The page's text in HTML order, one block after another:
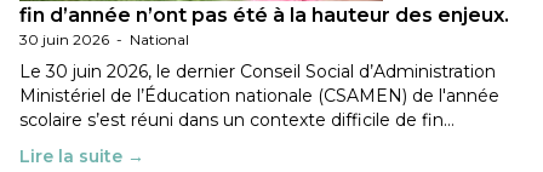
fin d’année n’ont pas été à la hauteur des enjeux.
30 juin 2026 - National
Le 30 juin 2026, le dernier Conseil Social d’Administration
Ministériel de l’Éducation nationale (CSAMEN) de l'année
scolaire s’est réuni dans un contexte difficile de fin…
Lire la suite →